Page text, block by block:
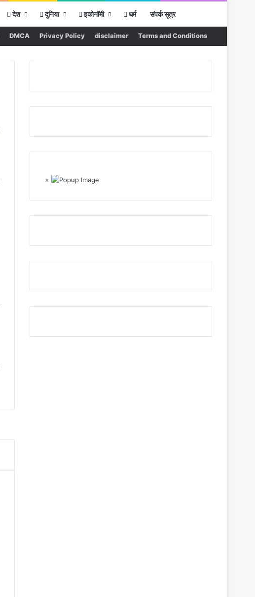
देश दुनिया इकोनॉमी धर्म संपर्क सूत्र
DMCA Privacy Policy disclaimer Terms and Conditions
×